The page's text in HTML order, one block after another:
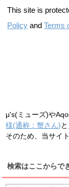
This site is
Policy andTerms
μ's(ミューズ)や
様(通称：蟹さん)と
そのため、当サイ
検索はここからで